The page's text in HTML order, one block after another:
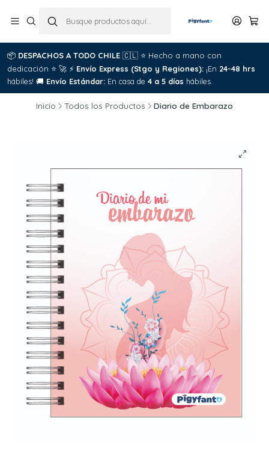
📦 DESPACHOS A TODO CHILE 🇨🇱 ⭐ Hecho a mano con
dedicación ⭐ 🚀 ⚡ Envío Express (Stgo y Regiones): ¡En 24-48 hrs
hábiles! 🚚 Envío Estándar: En casa de 4 a 5 días hábiles.
Inicio Todos los Productos Diario de Embarazo